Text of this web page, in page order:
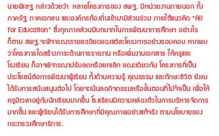
นายพิเชฐ กล่าวด้วยว่า หลายโครงการของ สพฐ. มีหน่วยงานภายนอก ทั้ง
ภาครัฐ ภาคเอกชน และองค์กรท้องถิ่นเข้ามามีส่วนร่วม ภายใต้แนวคิด “All
for Education” ซึ่งทุกภาคส่วนมีบทบาทในการพัฒนาการศึกษา อย่างไร
ก็ตาม สพฐ.จะพิจารณารายละเอียดของแต่ละโครงการอย่างรอบคอบ หากพบ
ว่าโครงการใดสร้างภาระด้านการรายงาน หรือเพิ่มงานเอกสาร ให้ครูและ
โรงเรียน ก็อาจพิจารณาปรับลดหรือยกเลิก ขณะเดียวกัน โครงการที่เป็น
ประโยชน์ต่อการพัฒนาผู้เรียน ทั้งด้านความรู้ คุณธรรม และทักษะชีวิต ยังคง
ได้รับการสนับสนุนต่อไป โดยจะเน้นลดกิจกรรมหรือขั้นตอนที่ไม่จำเป็น เพื่อให้
ครูมีเวลาอยู่กับนักเรียนมากขึ้น โรงเรียนมีความคล่องตัวในการบริหารจัดการ
มากขึ้น และผู้เรียนได้รับการศึกษาที่มีคุณภาพอย่างแท้จริง ตามนโยบายของ
กระทรวงศึกษาธิการ.